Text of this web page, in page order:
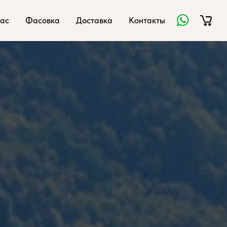
Фасовка Доставка Контакты